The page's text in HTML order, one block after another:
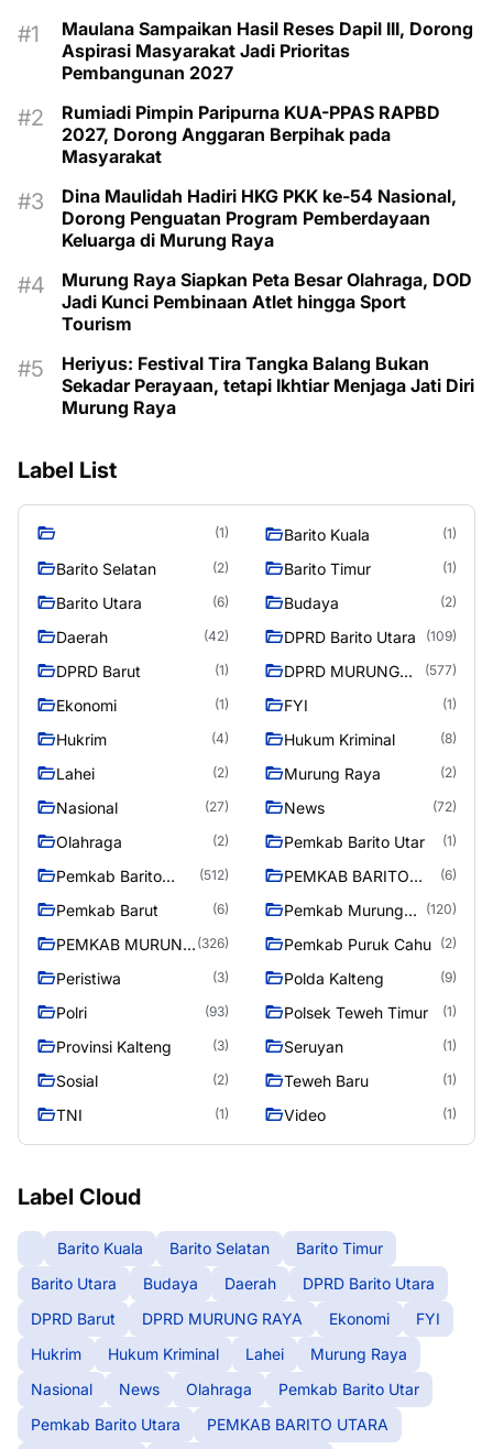
Maulana Sampaikan Hasil Reses Dapil III, Dorong
Aspirasi Masyarakat Jadi Prioritas
Pembangunan 2027
Rumiadi Pimpin Paripurna KUA-PPAS RAPBD
2027, Dorong Anggaran Berpihak pada
Masyarakat
Dina Maulidah Hadiri HKG PKK ke-54 Nasional,
Dorong Penguatan Program Pemberdayaan
Keluarga di Murung Raya
Murung Raya Siapkan Peta Besar Olahraga, DOD
Jadi Kunci Pembinaan Atlet hingga Sport
Tourism
Heriyus: Festival Tira Tangka Balang Bukan
Sekadar Perayaan, tetapi Ikhtiar Menjaga Jati Diri
Murung Raya
Label List
(1) Barito Kuala (1)
Barito Selatan (2) Barito Timur (1)
Barito Utara (6) Budaya (2)
Daerah (42) DPRD Barito Utara (109)
DPRD Barut (1)
DPRD MURUNG
(577)
Ekonomi (1) FYI (1)
Hukrim (4) Hukum Kriminal (8)
Lahei (2) Murung Raya (2)
Nasional (27) News (72)
Olahraga (2) Pemkab Barito Utar (1)
Pemkab Barito
(512)
PEMKAB BARITO
(6)
Pemkab Barut (6)
Pemkab Murung
(120)
PEMKAB MURUNG (326) Pemkab Puruk Cahu (2)
Peristiwa (3) Polda Kalteng (9)
Polri (93) Polsek Teweh Timur (1)
Provinsi Kalteng (3) Seruyan (1)
Sosial (2) Teweh Baru (1)
TNI (1) Video (1)
Label Cloud
Barito Kuala Barito Selatan
Barito Timur
Barito Utara
Budaya Daerah
DPRD Barito Utara
DPRD Barut
DPRD MURUNG RAYA Ekonomi
FYI
Hukrim
Hukum Kriminal Lahei
Murung Raya
Nasional
News Olahraga
Pemkab Barito Utar
Pemkab Barito Utara
PEMKAB BARITO UTARA